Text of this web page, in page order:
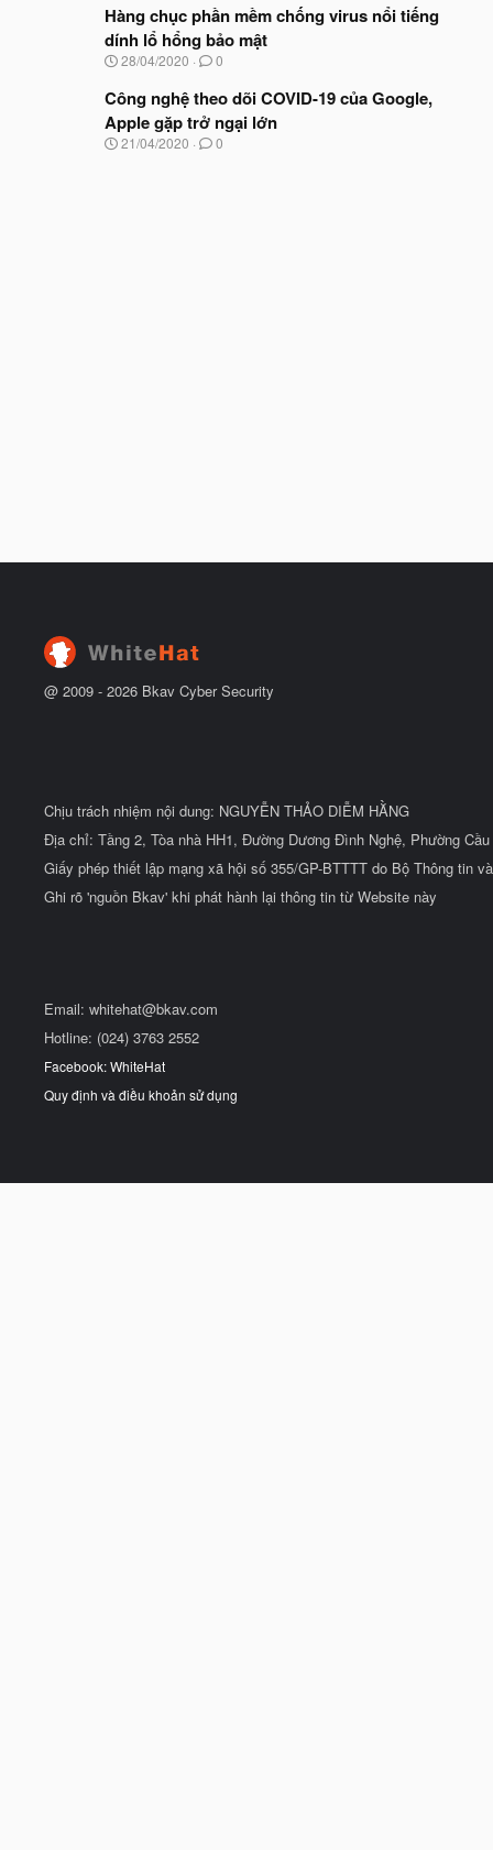
đ
ầ
u
à
y
b
ắ
đ
ầ
u
Hàng chục phần mềm chống virus nổi tiếng
dính lổ hổng bảo mật
N
à
b
ắ
28/04/2020 0
Công nghệ theo dõi COVID-19 của Google,
Apple gặp trở ngại lớn
N
21/04/2020 0
@ 2009 - 2026 Bkav Cyber Security
Chịu trách nhiệm nội dung: NGUYỄN THẢO DIỄM HẰNG
Địa chỉ: Tầng 2, Tòa nhà HH1, Đường Dương Đình Nghệ, Phường
Giấy phép thiết lập mạng xã hội số 355/GP-BTTTT do Bộ Thông tin
Ghi rõ 'nguồn Bkav' khi phát hành lại thông tin từ Website này
Email: whitehat@bkav.com
Hotline: (024) 3763 2552
Facebook: WhiteHat
Quy định và điều khoản sử dụng